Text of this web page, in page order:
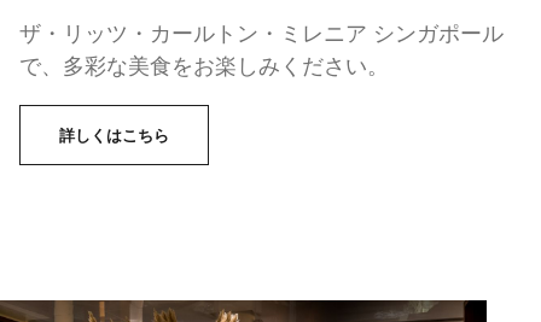
ザ・リッツ・カールトン・ミレニア シンガポール
で、多彩な美食をお楽しみください。
詳しくはこちら